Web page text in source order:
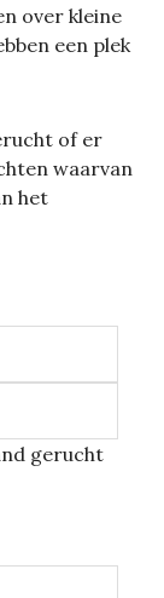
over kleine
een plek
of er
waarvan
het
gerucht